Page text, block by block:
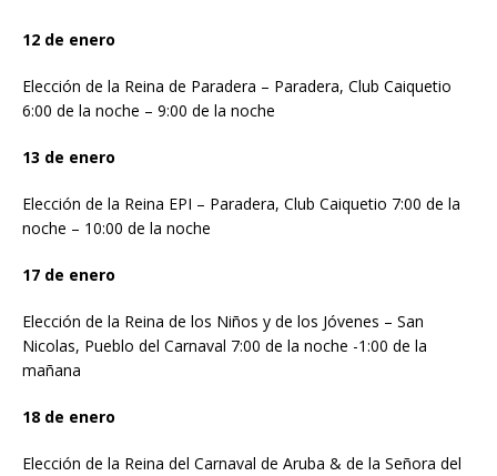
12 de enero
Elección de la Reina de Paradera – Paradera, Club Caiquetio
6:00 de la noche – 9:00 de la noche
13 de enero
Elección de la Reina EPI – Paradera, Club Caiquetio 7:00 de la
noche – 10:00 de la noche
17 de enero
Elección de la Reina de los Niños y de los Jóvenes – San
Nicolas, Pueblo del Carnaval 7:00 de la noche -1:00 de la
mañana
18 de enero
Elección de la Reina del Carnaval de Aruba & de la Señora del